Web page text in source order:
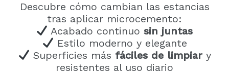
Descubre cómo cambian las estancias
tras aplicar microcemento:
Acabado continuosin juntas
Estilo moderno y elegante
Superficies más fáciles de limpiary
resistentes al uso diario